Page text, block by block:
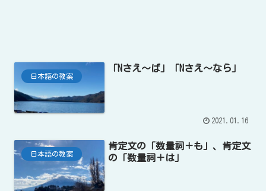
日本語の教案
「Nさえ〜ば」「Nさえ〜なら」
2021.01.16
日本語の教案
肯定文の「数量詞＋も」、肯定文
の「数量詞＋は」